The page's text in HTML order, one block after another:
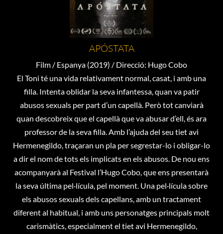
APÓSTATA
Film / Espanya (2019) / Direcció: Hugo Cobo
El Toni té una vida relativament normal, casat, i amb una
filla. Intenta oblidar la seva infantessa, quan va patir
abusos sexuals per part d’un capellà. Però tot canviarà
quan descobreix que el capellà que va abusar d’ell, és ara
professor de la seva filla. Amb l’ajuda del seu tiet avi
Hermenegildo, traçaran un pla per segrestar-lo i obligar-lo
a dir el nom de tots els implicats en els abusos. De nou ens
acompanyarà al Festival l’Hugo Cobo, que ens presentarà
la seva última pel·lícula, pel moment. Una pel·lícula sobre
els abusos sexuals dels capellans, amb un tractament
diferent al habitual, i amb uns personatges principals molt
carismàtics, especialment el tiet avi Hermenegildo,